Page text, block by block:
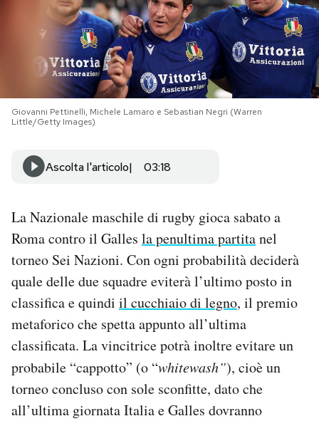
PODCAST
NEWSLETTER
SHOP
CALENDARIO
Area Personale
Newsletter
Notifiche mobile
Hai bisogno di aiuto?
Esci
Giovanni Pettinelli, Michele Lamaro e Sebastian Negri (Warren
Little/Getty Images)
Ascolta l'articolo 03:18
La Nazionale maschile di rugby gioca sabato a
Roma contro il Galles la penultima partitanel
torneo Sei Nazioni. Con ogni probabilità deciderà
quale delle due squadre eviterà l’ultimo posto in
classifica e quindi il cucchiaio di legno, il premio
metaforico che spetta appunto all’ultima
classificata. La vincitrice potrà inoltre evitare un
probabile “cappotto” (o “whitewash”), cioè un
torneo concluso con sole sconfitte, dato che
all’ultima giornata Italia e Galles dovranno